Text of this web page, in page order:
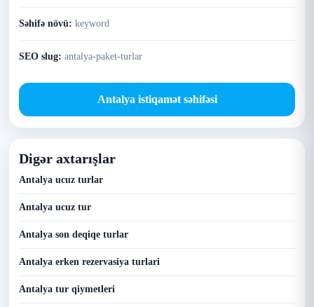
Səhifə növü: keyword
SEO slug: antalya-paket-turlar
Antalya istiqamət səhifəsi
Digər axtarışlar
Antalya ucuz turlar
Antalya ucuz tur
Antalya son deqiqe turlar
Antalya erken rezervasiya turlari
Antalya tur qiymetleri